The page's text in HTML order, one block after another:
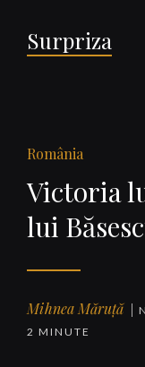
Surpriza
România
Victoria
lui
Mihnea Măruță
2 MINUTE